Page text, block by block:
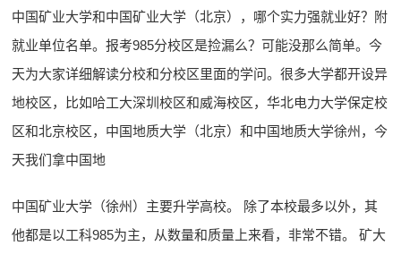
中国矿业大学和中国矿业大学（北京），哪个实力强就业好？附
就业单位名单。报考985分校区是捡漏么？可能没那么简单。今
天为大家详细解读分校和分校区里面的学问。很多大学都开设异
地校区，比如哈工大深圳校区和威海校区，华北电力大学保定校
区和北京校区，中国地质大学（北京）和中国地质大学徐州，今
天我们拿中国地
中国矿业大学（徐州）主要升学高校。 除了本校最多以外，其
他都是以工科985为主，从数量和质量上来看，非常不错。 矿大